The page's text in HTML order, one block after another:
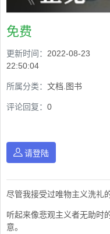
免费
更新时间： 2022-08-23
22:50:04
所属分类： 文档.图书
评论回复： 0
请登陆
尽管我接受过唯物主义洗礼
听起来像悲观主义者无助时
意。